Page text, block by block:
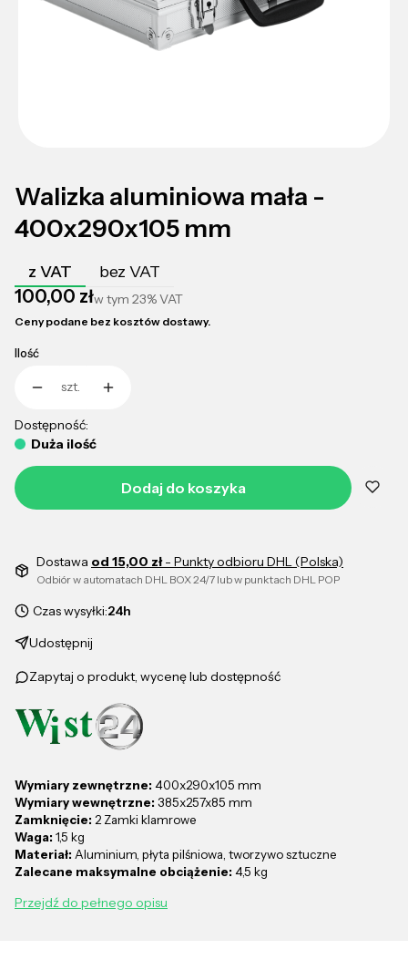
Walizka aluminiowa mała -
400x290x105 mm
z VAT bez VAT
Cena
100,00 złw tym 23%VAT
Ceny podane bez kosztów dostawy.
Ilość
szt.
Dostępność:
Duża ilość
Dodaj do koszyka
Dostawa od 15,00 zł- Punkty odbioru DHL (Polska)
Odbiór w automatach DHL BOX 24/7 lub w punktach DHL POP
Czas wysyłki:24h
Udostępnij
Zapytaj o produkt, wycenę lub dostępność
Wymiary zewnętrzne: 400x290x105 mm
Wymiary wewnętrzne: 385x257x85 mm
Zamknięcie: 2 Zamki klamrowe
Waga: 1,5 kg
Materiał: Aluminium, płyta pilśniowa, tworzywo sztuczne
Zalecane maksymalne obciążenie: 4,5 kg
Przejdź do pełnego opisu